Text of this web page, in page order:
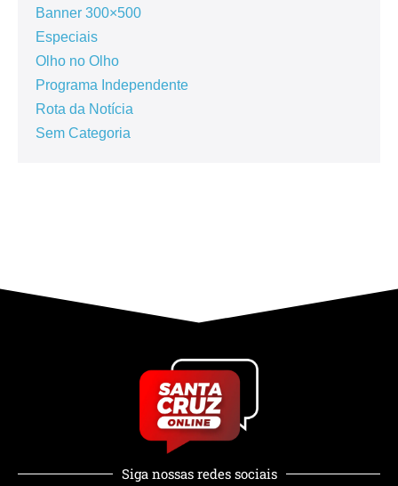
Banner 300×500
Especiais
Olho no Olho
Programa Independente
Rota da Notícia
Sem Categoria
Siga nossas redes sociais